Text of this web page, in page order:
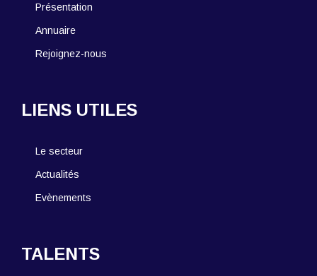
Présentation
Annuaire
Rejoignez-nous
LIENS UTILES
Le secteur
Actualités
Evènements
TALENTS